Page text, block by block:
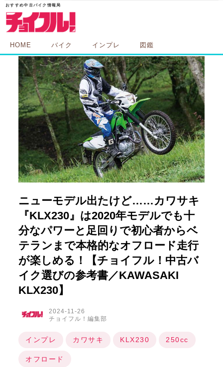
HOME バイク インプレ 図鑑
ニューモデル出たけど……カワサキ
『KLX230』は2020年モデルでも十
分なパワーと足回りで初心者からベ
テランまで本格的なオフロード走行
が楽しめる！【チョイフル！中古バ
イク選びの参考書／KAWASAKI
KLX230】
2024-11-26
チョイフル！編集部
インプレ カワサキ KLX230 250cc
オフロード